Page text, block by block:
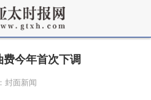
今年首次下调
封面新闻